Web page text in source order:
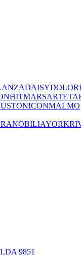
DAISY
HITMARSARTE
ICONMALMO
NOBILIAYORK